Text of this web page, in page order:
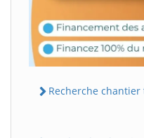
Recherche